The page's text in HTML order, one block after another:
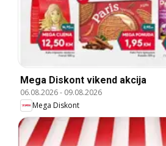
Mega Diskont vikend akcija
06.08.2026- 09.08.2026
Mega Diskont